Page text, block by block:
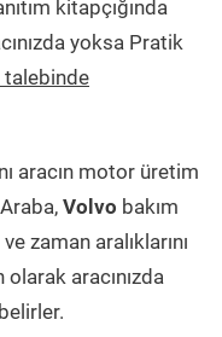
kitapçığında
yoksa Pratik
aracın motor üretim
Volvo bakım
zaman aralıklarını
aracınızda